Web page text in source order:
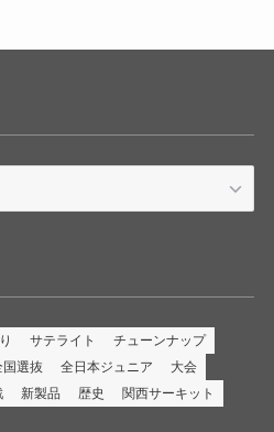
サテライト
チューンナップ
国選抜 全日本ジュニア
大会
新製品 歴史
関西サーキット